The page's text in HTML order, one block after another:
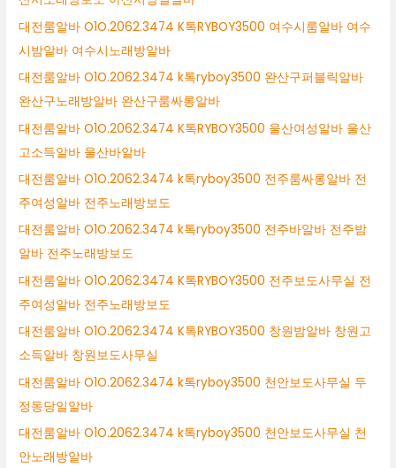
대전룸알바 O1O.2062.3474 K톡RYBOY3500 여수시룸알바 여수
시밤알바 여수시노래방알바
대전룸알바 O1O.2062.3474 k톡ryboy3500 완산구퍼블릭알바
완산구노래방알바 완산구룸싸롱알바
대전룸알바 O1O.2062.3474 K톡RYBOY3500 울산여성알바 울산
고소득알바 울산바알바
대전룸알바 O1O.2062.3474 k톡ryboy3500 전주룸싸롱알바 전
주여성알바 전주노래방보도
대전룸알바 O1O.2062.3474 k톡ryboy3500 전주바알바 전주밤
알바 전주노래방보도
대전룸알바 O1O.2062.3474 K톡RYBOY3500 전주보도사무실 전
주여성알바 전주노래방보도
대전룸알바 O1O.2062.3474 K톡RYBOY3500 창원밤알바 창원고
소득알바 창원보도사무실
대전룸알바 O1O.2062.3474 k톡ryboy3500 천안보도사무실 두
정동당일알바
대전룸알바 O1O.2062.3474 k톡ryboy3500 천안보도사무실 천
안노래방알바